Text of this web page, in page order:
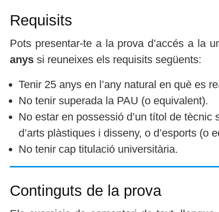
Requisits
Pots presentar-te a la prova d’accés a la
anys si reuneixes els requisits següents:
Tenir 25 anys en l’any natural en què es
No tenir superada la PAU (o equivalent).
No estar en possessió d’un títol de
d’arts plàstiques i disseny, o d’esports (o
No tenir cap titulació universitària.
Continguts de la prova